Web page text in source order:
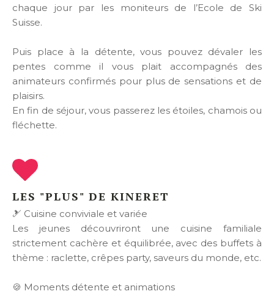
chaque jour par les moniteurs de l’Ecole de Ski
Suisse.
Puis place à la détente, vous pouvez dévaler les
pentes comme il vous plait accompagnés des
animateurs confirmés pour plus de sensations et de
plaisirs.
En fin de séjour, vous passerez les étoiles, chamois ou
fléchette.
LES "PLUS" DE KINERET
🎿 Cuisine conviviale et variée
Les jeunes découvriront une cuisine familiale
strictement cachère et équilibrée, avec des buffets à
thème : raclette, crêpes party, saveurs du monde, etc.
🍪 Moments détente et animations